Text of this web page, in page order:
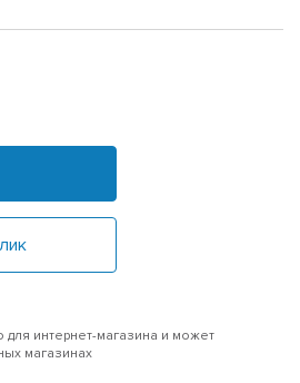
для интернет-магазина и может
магазинах